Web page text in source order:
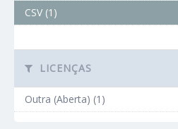
CSV (1)
LICENÇAS
Outra (Aberta) (1)